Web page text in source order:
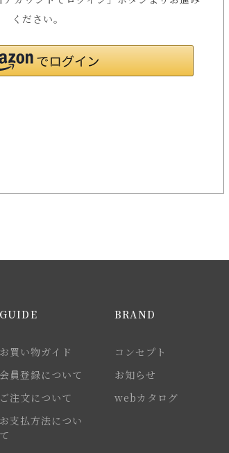
ください。
GUIDE
お買い物ガイド
会員登録について
ご注文について
お支払方法につい
て
BRAND
コンセプト
お知らせ
webカタログ